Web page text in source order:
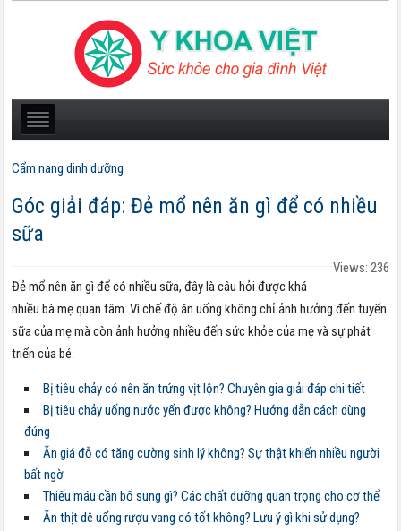
Cẩm nang dinh dưỡng
Góc giải đáp: Đẻ mổ nên ăn gì để có nhiều
sữa
Views: 236
Đẻ mổ nên ăn gì để có nhiều sữa, đây là câu hỏi được khá
nhiều bà mẹ quan tâm. Vì chế độ ăn uống không chỉ ảnh hưởng đến tuyến
sữa của mẹ mà còn ảnh hưởng nhiều đến sức khỏe của mẹ và sự phát
triển của bé.
Bị tiêu chảy có nên ăn trứng vịt lộn? Chuyên gia giải đáp chi tiết
Bị tiêu chảy uống nước yến được không? Hướng dẫn cách dùng
đúng
Ăn giá đỗ có tăng cường sinh lý không? Sự thật khiến nhiều người
bất ngờ
Thiếu máu cần bổ sung gì? Các chất dưỡng quan trọng cho cơ thể
Ăn thịt dê uống rượu vang có tốt không? Lưu ý gì khi sử dụng?